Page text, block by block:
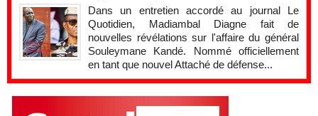
Dans un entretien accordé au journal Le
Quotidien, Madiambal Diagne fait de
nouvelles révélations sur l'affaire du général
Souleymane Kandé. Nommé officiellement
en tant que nouvel Attaché de défense...